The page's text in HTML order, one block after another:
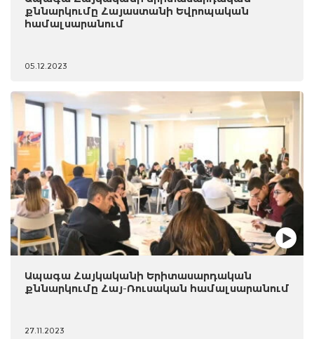
քննարկումը Հայաստանի Եվրոպական
համալսարանում
05.12.2023
Ապագա Հայկականի Երիտասարդական
քննարկումը Հայ-Ռուսական համալսարանում
27.11.2023